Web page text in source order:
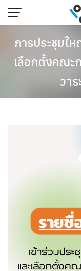
Skip
การประชุมใ
เลือกตั้งคณะ
วา